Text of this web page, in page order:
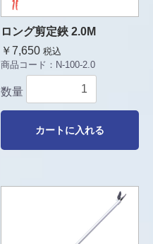
ロング剪定鋏 2.0M
￥7,650 税込
商品コード： N-100-2.0
数量
カートに入れる